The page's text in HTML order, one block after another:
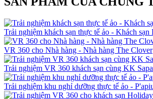
Trải nghiệm khách sạn thực tế ảo - Khách sạn
VR 360 cho Nhà hàng - Nhà hàng The Clover
Trải nghiệm VR 360 khách sạn cùng KK
Trải nghiệm khu nghỉ dưỡng thực tế ảo -